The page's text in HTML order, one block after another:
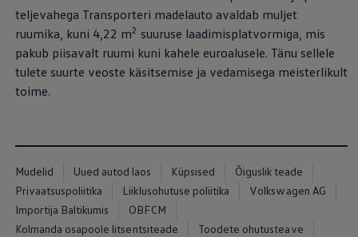
Mootoriõli ja töövedelikud
Veljed ja rehvid
Avarii- ja rikkeabi
Volkswageni teenindus
Lisatarvikud
Sise- ja väliskaitse
Ringlussevõtt ja tagastamine
Tagasikutsumiskampaaniad
Hoiatus- ja märgutuled
Teie Volkswageni uusimad
Teie Volkswageni uusimad
teljevahega Transporteri madelauto avaldab muljet
ruumika, kuni 4,22 m2 suuruse laadimisplatvormiga, mis
pakub piisavalt ruumi kuni kahele euroalusele. Tänu sellele
tulete suurte veoste käsitsemise ja vedamisega meisterlikult
toime.
Mudelid Uued autod laos Küpsised
Õiguslik teade
Privaatsuspoliitika
Liiklusohutuse poliitika
Volkswagen AG
Importija Baltikumis
OBFCM
Kolmanda osapoole litsentsiteade
Toodete ohutusteave